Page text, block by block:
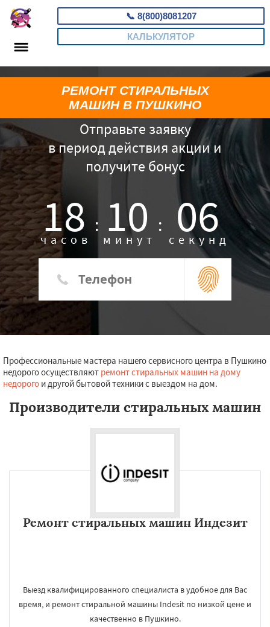
📞 8(800)8081207
КАЛЬКУЛЯТОР
Отправьте заявку
в период действия акции и
получите бонус
18 :
часов 10 :
минут 05
секунд
РЕМОНТ СТИРАЛЬНЫХ
МАШИН В ПУШКИНО
Профессиональные мастера нашего сервисного центра в Пушкино
недорого осуществляют ремонт стиральных машин на дому
недорого и другой бытовой техники с выездом на дом.
Производители стиральных машин
Ремонт стиральных машин Индезит
Выезд квалифицированного специалиста в удобное для Вас
время, и ремонт стиральной машины Indesit по низкой цене и
качественно в Пушкино.